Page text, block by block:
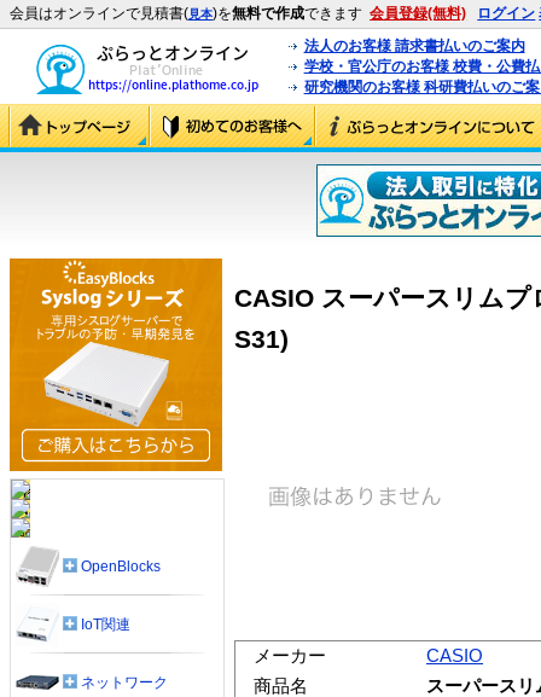
会員はオンラインで見積書(見本)を無料で作成できます 会員登録(無料) ログイン
法人のお客様 請求書払いのご案内
学校・官公庁のお客様 校費・公費
研究機関のお客様 科研費払いのご
CASIO スーパースリム
S31)
メーカー
CASIO
商品名
スーパース
OpenBlocks
IoT関連
ネットワーク